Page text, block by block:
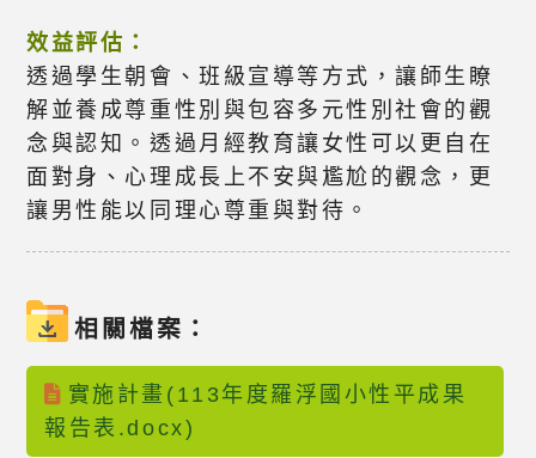
效益評估：
透過學生朝會、班級宣導等方式，讓師生瞭
解並養成尊重性別與包容多元性別社會的觀
念與認知。透過月經教育讓女性可以更自在
面對身、心理成長上不安與尷尬的觀念，更
讓男性能以同理心尊重與對待。
相關檔案：
實施計畫(113年度羅浮國小性平成果
報告表.docx)